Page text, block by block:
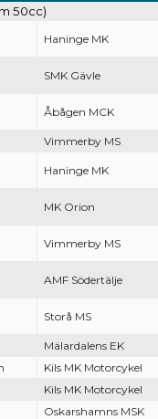
50cc)
Haninge MK
SMK Gävle
Åbågen MCK
Vimmerby MS
Haninge MK
MK Orion
Vimmerby MS
AMF Södertälje
Storå MS
Mälardalens EK
Kils MK Motorcykel
Kils MK Motorcykel
Oskarshamns MSK